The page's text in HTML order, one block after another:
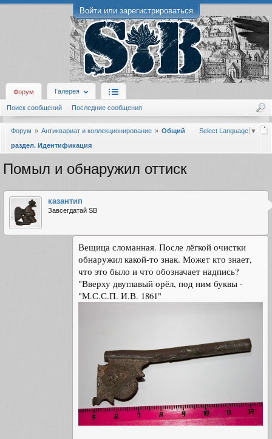
Войти или зарегистрироваться
Форум Галерея
Поиск сообщений Последние сообщения
Select Language ▼
Форум Антиквариат и коллекционирование
Общий
раздел. Идентификация
Помыл и обнаружил оттиск
казантип
Завсегдатай SB
Вещица сломанная. После лёгкой очистки
обнаружил какой-то знак. Может кто знает,
что это было и что обозначает надпись?
"Вверху двуглавый орёл, под ним буквы -
"М.С.С.П. И.В. 1861"